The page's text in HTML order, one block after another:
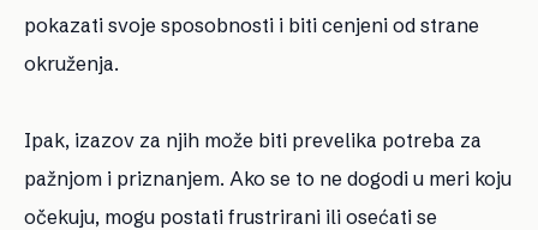
pokazati svoje sposobnosti i biti cenjeni od strane
okruženja.
Ipak, izazov za njih može biti prevelika potreba za
pažnjom i priznanjem. Ako se to ne dogodi u meri koju
očekuju, mogu postati frustrirani ili osećati se